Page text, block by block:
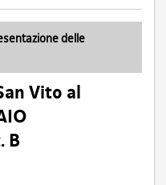
delle
Vito al
B